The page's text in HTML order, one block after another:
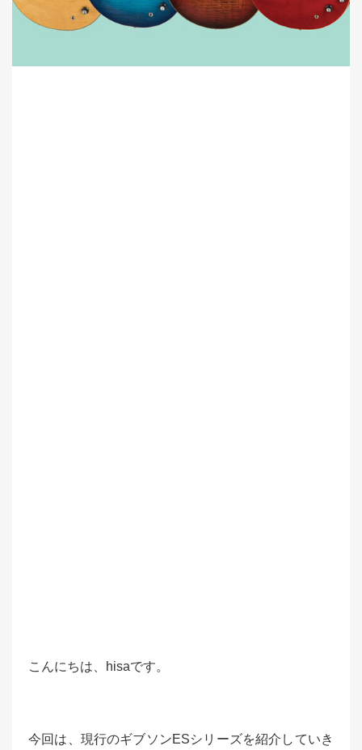
こんにちは、hisaです。
今回は、現行のギブソンESシリーズを紹介していき